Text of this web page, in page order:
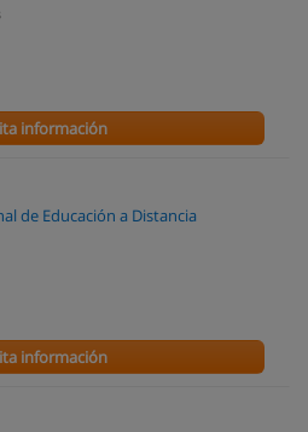
información
de Educación a Distancia
información